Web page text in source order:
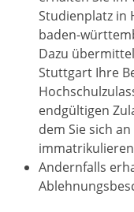
Studienplatz in
baden-
Dazu
Stuttgart Ihre
endgültigen
dem Sie sich
Andernfalls